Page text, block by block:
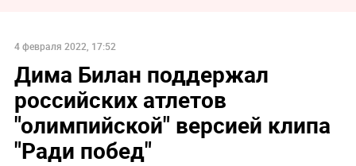
4 февраля 2022, 17:52
Дима Билан поддержал
российских атлетов
"олимпийской" версией клипа
"Ради побед"